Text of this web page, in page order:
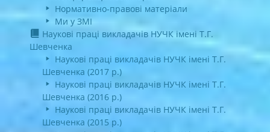
Нормативно-правові матеріали
Ми у ЗМІ
Наукові праці викладачів НУЧК імені Т.Г.
Шевченка
Наукові праці викладачів НУЧК імені Т.Г.
Шевченка (2017 р.)
Наукові праці викладачів НУЧК імені Т.Г.
Шевченка (2016 р.)
Наукові праці викладачів НУЧК імені Т.Г.
Шевченка (2015 р.)